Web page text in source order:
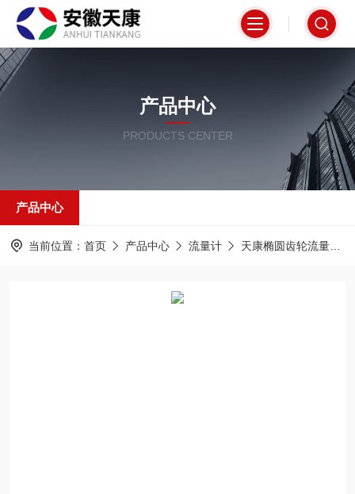
产品中心
PRODUCTS CENTER
产品中心
当前位置： 首页 产品中心 流量计 天康椭圆齿轮流量计